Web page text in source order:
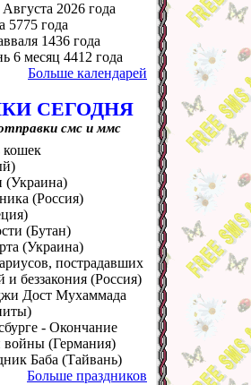
Августа 2026 года
5775 года
1436 года
6 месяц 4412 года
Больше календарей
СЕГОДНЯ
смс и ммс
кошек
(Украина)
(Россия)
(Бутан)
(Украина)
пострадавших
и беззакония (Россия)
Дост Мухаммада
- Окончание
войны (Германия)
Баба (Тайвань)
Больше праздников